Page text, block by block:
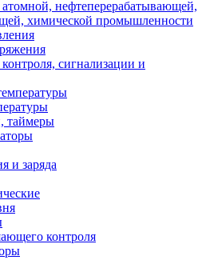
нефтеперерабатывающей,
химической промышленности
сигнализации и
таймеры
и заряда
контроля